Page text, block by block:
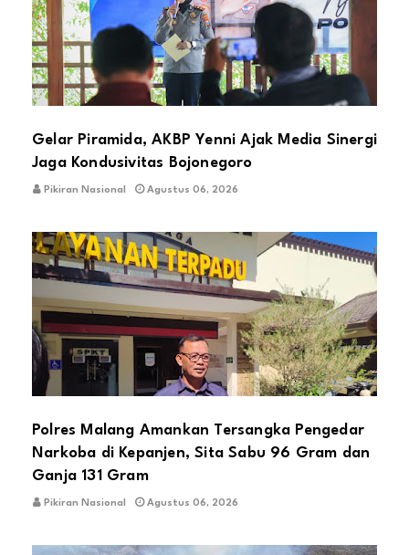
Gelar Piramida, AKBP Yenni Ajak Media Sinergi
Jaga Kondusivitas Bojonegoro
Pikiran Nasional Agustus 06, 2026
Polres Malang Amankan Tersangka Pengedar
Narkoba di Kepanjen, Sita Sabu 96 Gram dan
Ganja 131 Gram
Pikiran Nasional Agustus 06, 2026